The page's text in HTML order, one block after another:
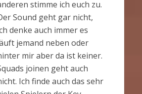
stimme ich euch zu.
Sound geht gar nicht,
denke auch immer es
jemand neben oder
mir aber da ist keiner.
joinen geht auch
Ich finde auch das sehr